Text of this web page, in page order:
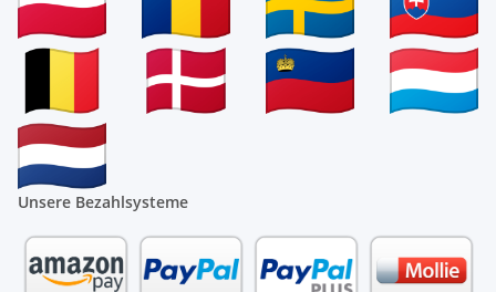
Unsere Bezahlsysteme